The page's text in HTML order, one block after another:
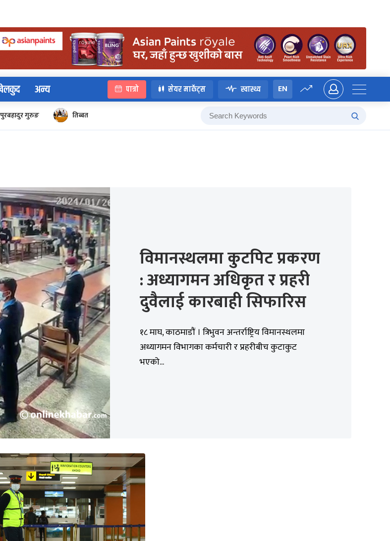
अन्य पात्रो सेयर मार्केट्स स्वास्थ्य EN
पुरबहादुर गुरुङ तिब्बत
विमानस्थलमा कुटपिट प्रकरण
: अध्यागमन अधिकृत र प्रहरी
दुवैलाई कारबाही सिफारिस
१८ माघ, काठमाडौं । त्रिभुवन अन्तर्राष्ट्रिय विमानस्थलमा
अध्यागमन विभागका कर्मचारी र प्रहरीबीच कुटाकुट
भएको...